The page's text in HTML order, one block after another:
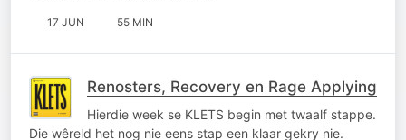
17 JUN 55 MIN
Renosters, Recovery en Rage Applying
Hierdie week se KLETS begin met twaalf stappe.
Die wêreld het nog nie eens stap een klaar gekry nie.